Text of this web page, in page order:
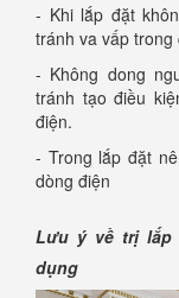
- Khi lắp đặt
tránh va vấp
- Không dong
tránh tạo điều
điện.
- Trong lắp đặt
dòng điện
Lưu ý về trị lắp
dụng